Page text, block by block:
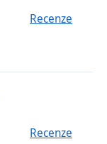
Recenze
Recenze